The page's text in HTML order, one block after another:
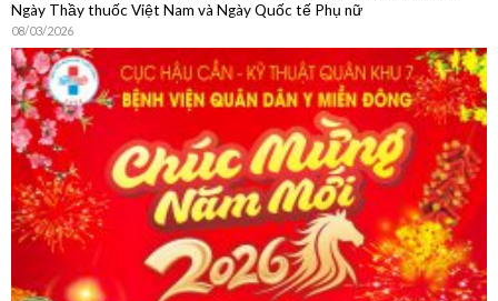
Bệnh viện Quân Dân Y Miền Đông: Sôi nổi Giải Pickleball chào mừng
Ngày Thầy thuốc Việt Nam và Ngày Quốc tế Phụ nữ
08/03/2026